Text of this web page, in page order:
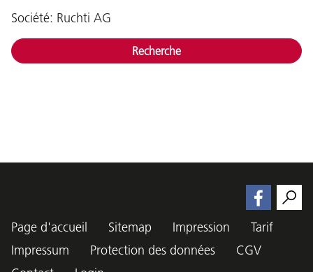
Société: Ruchti AG
Recherche
Page d'accueil Sitemap Impression
Tarif
Impressum
Protection des données
CGV